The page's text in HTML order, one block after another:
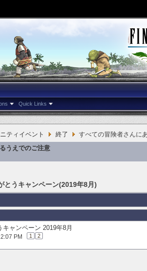
Quick Links
ティイベント 終了
すべての冒険者さんに
うえでのご注意
とうキャンペーン(2019年8月)
ャンペーン 2019年8月
PM 1 2